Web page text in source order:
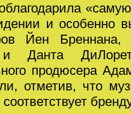
и особенно
Йен
Данта
продюсера
отметив, что